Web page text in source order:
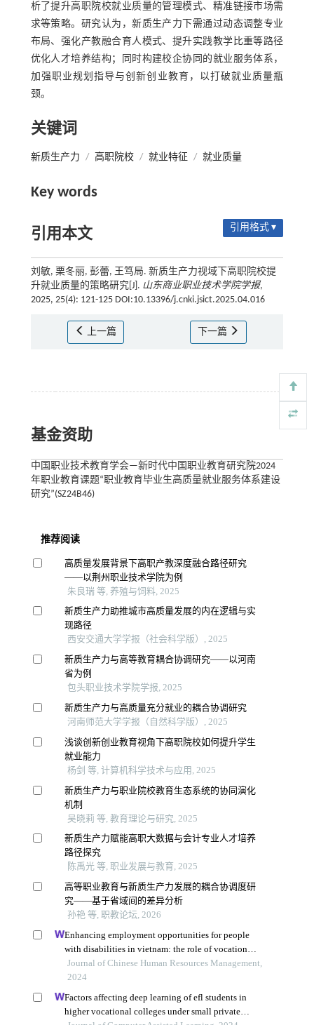
析了提升高职院校就业质量的管理模式、精准链接市场需
求等策略。研究认为，新质生产力下需通过动态调整专业
布局、强化产教融合育人模式、提升实践教学比重等路径
优化人才培养结构；同时构建校企协同的就业服务体系，
加强职业规划指导与创新创业教育，以打破就业质量瓶
颈。
关键词
新质生产力 / 高职院校 / 就业特征 / 就业质量
Key words
引用本文 引用格式 ▾
刘敏, 栗冬丽, 彭蕾, 王笃局. 新质生产力视域下高职院校提
升就业质量的策略研究[J]. 山东商业职业技术学院学报,
2025, 25(4): 121-125 DOI:10.13396/j.cnki.jsict.2025.04.016
上一篇 下一篇
基金资助
中国职业技术教育学会—新时代中国职业教育研究院2024
年职业教育课题“职业教育毕业生高质量就业服务体系建设
研究”(SZ24B46)